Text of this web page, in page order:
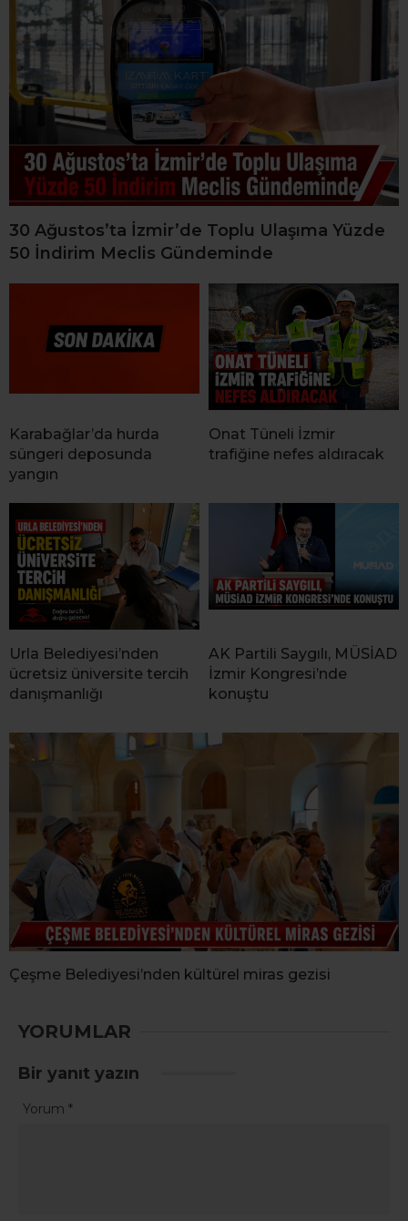
30 Ağustos’ta İzmir’de Toplu Ulaşıma Yüzde
50 İndirim Meclis Gündeminde
Karabağlar’da hurda
süngeri deposunda
yangın
Onat Tüneli İzmir
trafiğine nefes aldıracak
Urla Belediyesi’nden
ücretsiz üniversite tercih
danışmanlığı
AK Partili Saygılı, MÜSİAD
İzmir Kongresi’nde
konuştu
Çeşme Belediyesi’nden kültürel miras gezisi
YORUMLAR
Bir yanıt yazın
Yorum *